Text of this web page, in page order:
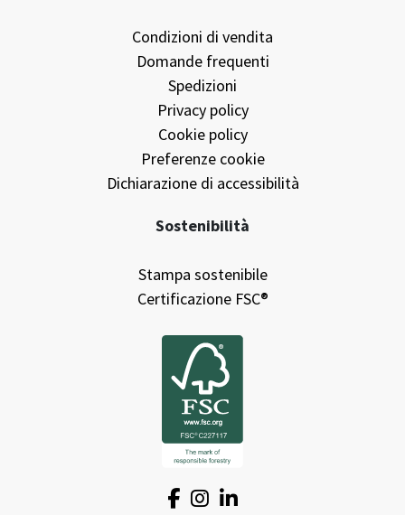
Condizioni di vendita
Domande frequenti
Spedizioni
Privacy policy
Cookie policy
Preferenze cookie
Dichiarazione di accessibilità
Sostenibilità
Stampa sostenibile
Certificazione FSC®